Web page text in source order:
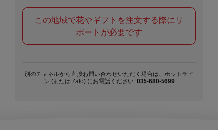
この地域で花やギフトを注文する際にサ
ポートが必要です
別のチャネルから直接お問い合わせいただく場合は、ホットライ
ン (または Zalo) にお電話ください: 035-680-5699